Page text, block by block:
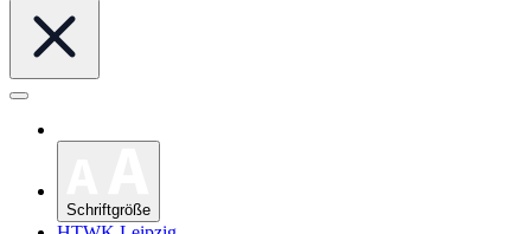
Schriftgröße